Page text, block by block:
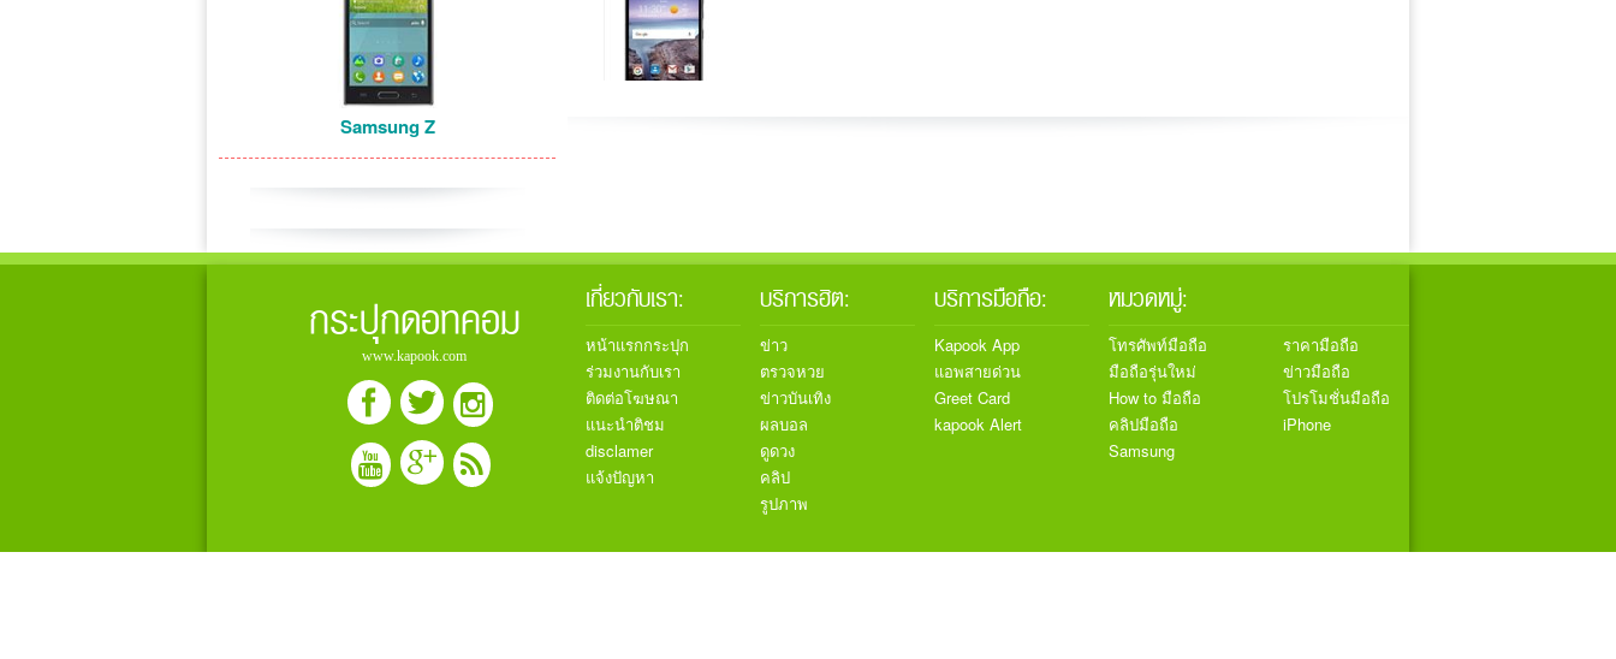
Samsung Z
กระปุกดอทคอม
www.kapook.com
เกี่ยวกับเรา:
หน้าแรกกระปุก
ร่วมงานกับเรา
ติดต่อโฆษณา
แนะนำติชม
disclamer
แจ้งปัญหา
บริการฮิต:
ข่าว
ตรวจหวย
ข่าวบันเทิง
ผลบอล
ดูดวง
คลิป
รูปภาพ
บริการมือถือ:
Kapook App
แอพสายด่วน
Greet Card
kapook Alert
หมวดหมู่:
โทรศัพท์มือถือ
ราคามือถือ
มือถือรุ่นใหม่
ข่าวมือถือ
How to มือถือ
โปรโมชั่นมือถือ
คลิปมือถือ
iPhone
Samsung